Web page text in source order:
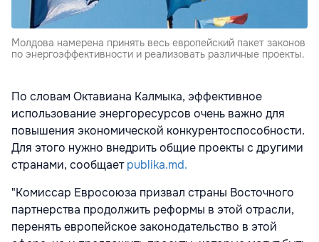
Молдова намерена принять весь европейский пакет законов
по энергоэффективности и реализовать различные проекты.
По словам Октавиана Калмыка, эффективное
использование энергоресурсов очень важно для
повышения экономической конкурентоспособности.
Для этого нужно внедрить общие проекты с другими
странами, сообщаетpublika.md.
"Комиссар Евросоюза призвал страны Восточного
партнерства продолжить реформы в этой отрасли,
перенять европейское законодательство в этой